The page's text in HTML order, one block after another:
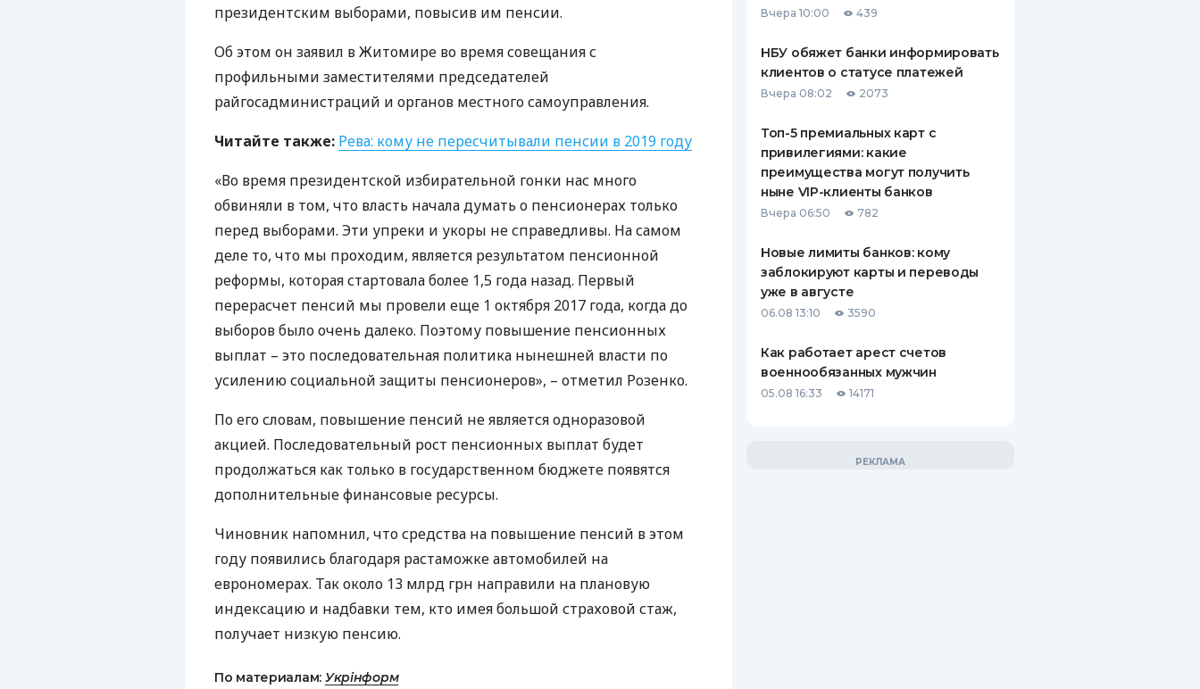
БАНКОВСКИМ КАРТАМ
СТРАХОВАНИЮ
ВСЕ СТРАХОВЫЕ ПОЛИСЫ
ОТЗЫВЫ О СТРАХОВЫХ
КОМПАНИЯХ
президентским выборами, повысив им пенсии.
Об этом он заявил в Житомире во время совещания с
профильными заместителями председателей
райгосадминистраций и органов местного самоуправления.
Читайте также: Рева: кому не пересчитывали пенсии в 2019 году
«Во время президентской избирательной гонки нас много
обвиняли в том, что власть начала думать о пенсионерах только
перед выборами. Эти упреки и укоры не справедливы. На самом
деле то, что мы проходим, является результатом пенсионной
реформы, которая стартовала более 1,5 года назад. Первый
перерасчет пенсий мы провели еще 1 октября 2017 года, когда до
выборов было очень далеко. Поэтому повышение пенсионных
выплат – это последовательная политика нынешней власти по
усилению социальной защиты пенсионеров», – отметил Розенко.
По его словам, повышение пенсий не является одноразовой
акцией. Последовательный рост пенсионных выплат будет
продолжаться как только в государственном бюджете появятся
дополнительные финансовые ресурсы.
Чиновник напомнил, что средства на повышение пенсий в этом
году появились благодаря растаможке автомобилей на
еврономерах. Так около 13 млрд грн направили на плановую
индексацию и надбавки тем, кто имея большой страховой стаж,
получает низкую пенсию.
По материалам: Укрінформ
Вчера 10:00 439
НБУ обяжет банки информировать
клиентов о статусе платежей
Вчера 08:02 2073
Топ-5 премиальных карт с
привилегиями: какие
преимущества могут получить
ныне VIP-клиенты банков
Вчера 06:50 782
Новые лимиты банков: кому
заблокируют карты и переводы
уже в августе
06.08 13:10 3590
Как работает арест счетов
военнообязанных мужчин
05.08 16:33 14171